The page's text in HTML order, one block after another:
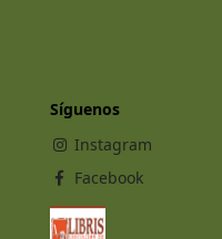
Síguenos
Instagram
Facebook